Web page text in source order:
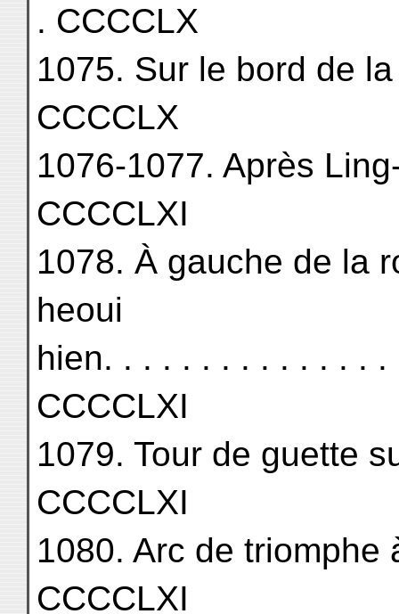
. CCCCLX
1075. Sur le bord de
CCCCLX
1076-1077. Après
CCCCLXI
1078. À gauche de la
heoui
hien. . . . . . . . . . . . . .
CCCCLXI
1079. Tour de guette
CCCCLXI
1080. Arc de triomphe
CCCCLXI